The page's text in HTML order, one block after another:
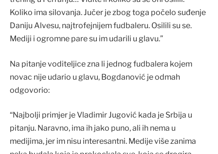
Koliko ima silovanja. Jučer je zbog toga počelo suđenje
Daniju Alvesu, najtrofejnijem fudbaleru. Osilili su se.
Mediji i ogromne pare su im udarili u glavu.”
Na pitanje voditeljice zna li jednog fudbalera kojem
novac nije udario u glavu, Bogdanović je odmah
odgovorio:
“Najbolji primjer je Vladimir Jugović kada je Srbija u
pitanju. Naravno, ima ih jako puno, ali ih nema u
medijima, jer im nisu interesantni. Medije više zanima